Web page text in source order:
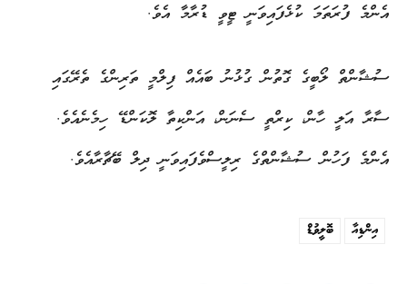
އެންމެ ފުރަތަމަ ކުޅެފައިވަނީ ޓީވީ ޑުރާމާ އެވެ.
ސުޝާންތް ލޯބީގެ ގޮތުން ގުޅުނު ބައެއް ފިލްމީ ތަރިންގެ ތެރޭގައި
ސާރާ އަލީ ހާން، ކިރްތީ ސެނަން، އަންކިތާ ލޮކަންޑޭ ހިމެނެއެވެ.
އެންމެ ފަހުން ސުޝާންތްގެ ރިލީސްވެފައިވަނީ ދިލް ބޭޗާރާއެވެ.
ބޮލީވުޑް އިންޑިއާ